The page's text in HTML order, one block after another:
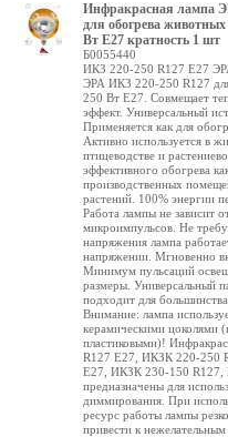
Инфракрасная лампа
для обогрева
Вт Е27 кратность 1 шт
Б0055440
ИКЗ 220-250 R127 E27
ЭРА ИКЗ 220-250 R127
250 Вт Е27. Совмещает
эффект. Универсальный
Применяется как для
Активно используется в
птицеводстве и
эффективного обогрева
производственных
растений. 100% энергии
Работа лампы не зависит
микроимпульсов. Не
напряжения лампа
напряжении. Мгновенно
Минимум пульсаций
размеры. Универсальный
подходит для большинства
Внимание: лампа
керамическими цоколями
пластиковыми)!
R127 E27, ИКЗК 220-250
E27, ИКЗК 230-150
предназначены для
диммирования. При
ресурс работы лампы
привести к нежелательным